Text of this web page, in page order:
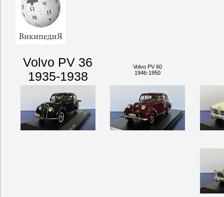
Volvo PV 36
1935-1938
Volvo PV 60
1946-1950